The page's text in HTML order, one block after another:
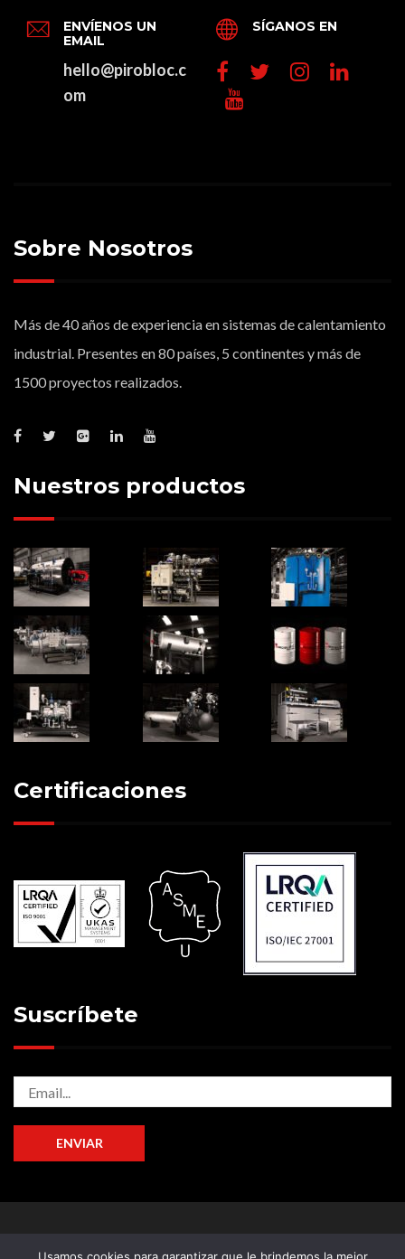
ENVÍENOS UN
EMAIL
hello@pirobloc.c
om
SÍGANOS EN
Sobre Nosotros
Más de 40 años de experiencia en sistemas de calentamiento
industrial. Presentes en 80 países, 5 continentes y más de
1500 proyectos realizados.
Nuestros productos
Certificaciones
Suscríbete